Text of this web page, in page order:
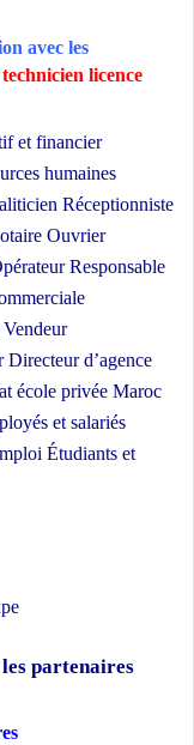
avec les
licence
et financier
humaines
Réceptionniste
Ouvrier
Responsable
d’agence
école privée Maroc
et salariés
Étudiants et
partenaires